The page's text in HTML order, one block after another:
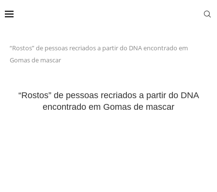
“Rostos” de pessoas recriados a partir do DNA encontrado em
Gomas de mascar
“Rostos” de pessoas recriados a partir do DNA
encontrado em Gomas de mascar